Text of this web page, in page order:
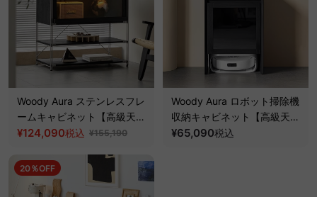
Woody Aura ステンレスフレ
ームキャビネット【高級天然
ホワイトアッシュ材】
¥124,090税込 ¥155,190
Woody Aura ロボット掃除機
収納キャビネット【高級天然
ホワイトアッシュ材】
¥65,090税込
20％OFF